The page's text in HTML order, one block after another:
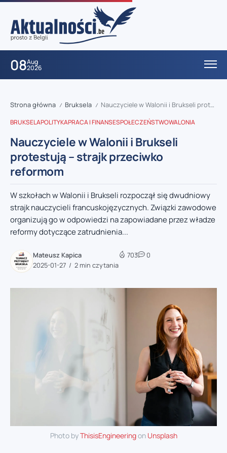
08Aug
2026
Strona główna / Bruksela / Nauczyciele w Walonii i Brukseli protestują – strajk przeciwko reformom
BRUKSELAPOLITYKAPRACA I FINANSESPOŁECZEŃSTWOWALONIA
Nauczyciele w Walonii i Brukseli
protestują – strajk przeciwko
reformom
W szkołach w Walonii i Brukseli rozpoczął się dwudniowy
strajk nauczycieli francuskojęzycznych. Związki zawodowe
organizują go w odpowiedzi na zapowiadane przez władze
reformy dotyczące zatrudnienia...
Mateusz Kapica
2025-01-27
2 min czytania
703 0
Photo byThisisEngineeringon Unsplash